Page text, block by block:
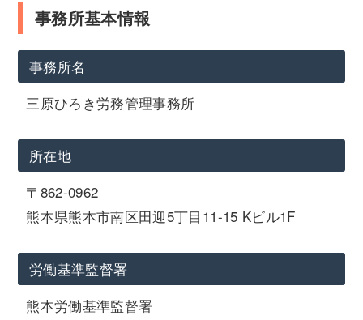
事務所基本情報
事務所名
三原ひろき労務管理事務所
所在地
〒862-0962
熊本県熊本市南区田迎5丁目11-15 Kビル1F
労働基準監督署
熊本労働基準監督署